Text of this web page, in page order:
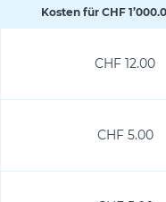
Kosten für CHF
CHF 12.00
CHF 5.00